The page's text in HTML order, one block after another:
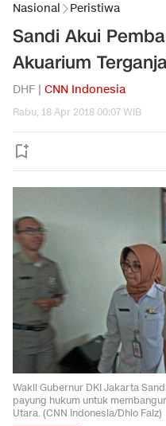
Nasional Peristiwa
Sandi Akui
Akuarium
DHF | CNN Indonesia
Rabu, 18 Apr 2018 00:07 WIB
Wakil Gubernur DKI Jakarta
payung hukum untuk
Utara. (CNN Indonesia/Dhio Faiz)